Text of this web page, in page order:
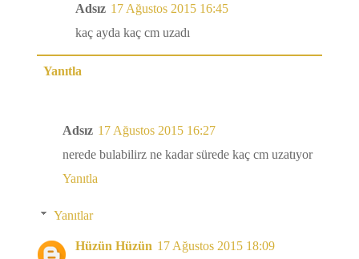
Adsız 17 Ağustos 2015 16:45
kaç ayda kaç cm uzadı
Yanıtla
Adsız 17 Ağustos 2015 16:27
nerede bulabilirz ne kadar sürede kaç cm uzatıyor
Yanıtla
Yanıtlar
Hüzün Hüzün 17 Ağustos 2015 18:09